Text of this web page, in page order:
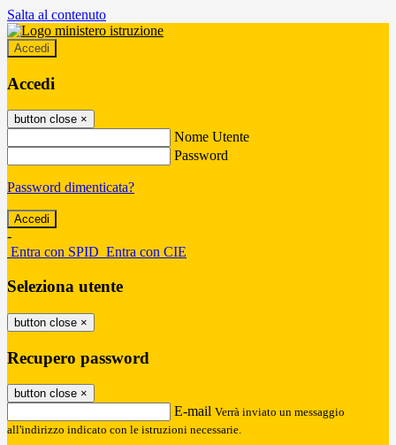
Salta al contenuto
Accedi
Accedi
button close ×
Nome Utente
Password
Password dimenticata?
-
Entra con SPID Entra con CIE
Seleziona utente
button close ×
Recupero password
button close ×
E-mail Verrà inviato un messaggio
all'indirizzo indicato con le istruzioni necessarie.